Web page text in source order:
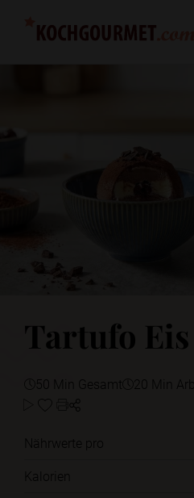
Tartufo
50 Min Gesamt 20 Min
Nährwerte pro
Kalorien